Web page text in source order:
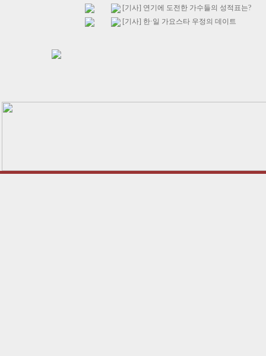
[기사] 연기에 도전한 가수들의 성적표는?
[기사] 한·일 가요스타 우정의 데이트